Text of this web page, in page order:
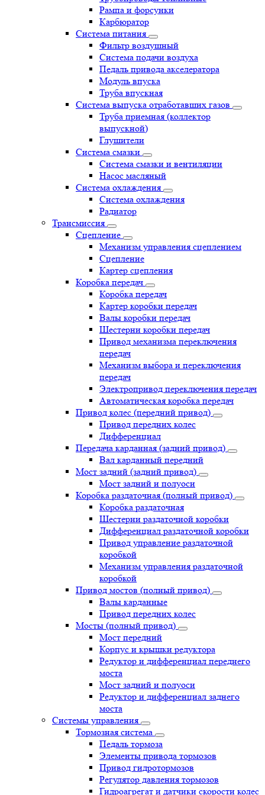
Рампа и форсунки
Карбюратор
Система питания
Фильтр воздушный
Система подачи воздуха
Педаль привода акселератора
Модуль впуска
Труба впускная
Система выпуска отработавших газов
Труба приемная (коллектор
выпускной)
Глушители
Система смазки
Система смазки и вентиляции
Насос масляный
Система охлаждения
Система охлаждения
Радиатор
Трансмиссия
Сцепление
Механизм управления сцеплением
Сцепление
Картер сцепления
Коробка передач
Коробка передач
Картер коробки передач
Валы коробки передач
Шестерни коробки передач
Привод механизма переключения
передач
Механизм выбора и переключения
передач
Электропривод переключения передач
Автоматическая коробка передач
Привод колес (передний привод)
Привод передних колес
Дифференциал
Передача карданная (задний привод)
Вал карданный передний
Мост задний (задний привод)
Мост задний и полуоси
Коробка раздаточная (полный привод)
Коробка раздаточная
Шестерни раздаточной коробки
Дифференциал раздаточной коробки
Привод управление раздаточной
коробкой
Механизм управления раздаточной
коробкой
Привод мостов (полный привод)
Валы карданные
Привод передних колес
Мосты (полный привод)
Мост передний
Корпус и крышки редуктора
Редуктор и дифференциал переднего
моста
Мост задний и полуоси
Редуктор и дифференциал заднего
моста
Системы управления
Тормозная система
Педаль тормоза
Элементы привода тормозов
Привод гидротормозов
Регулятор давления тормозов
Гидроагрегат и датчики скорости колес